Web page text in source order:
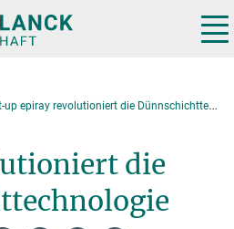
epiray revolutioniert die Dünnschichttechnologie
die